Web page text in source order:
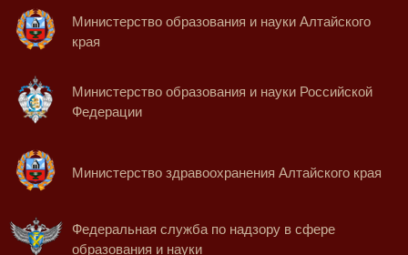
Министерство образования и науки Алтайского
края
Министерство образования и науки Российской
Федерации
Министерство здравоохранения Алтайского края
Федеральная служба по надзору в сфере
образования и науки